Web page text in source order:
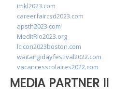
imkl2023.com
careerfaircsd2023.com
apsth2023.com
MedItRio2023.org
lcicon2023boston.com
waitangidayfestival2022.com
vacancesscolaires2022.com
MEDIA PARTNER II